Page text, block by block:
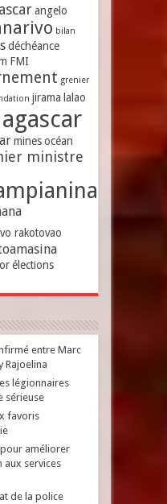
angelo
bilan
déchéance
FMI
grenier
jirama lalao
mines océan
ministre
rakotovao
élections
entre Marc
Rajoelina
légionnaires
sérieuse
favoris
améliorer
aux services
de la police